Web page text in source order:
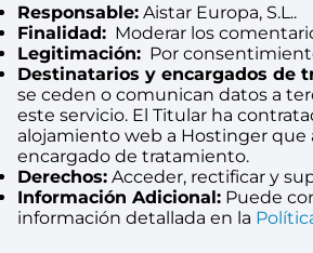
Responsable: Aistar Europa, S.L..
Finalidad: Moderar los
Legitimación: Por
Destinatarios y encargados de
se ceden o comunican datos a
este servicio. El Titular ha
alojamiento web a Hostinger que
encargado de tratamiento.
Derechos: Acceder, rectificar y
Información Adicional: Puede
información detallada en la